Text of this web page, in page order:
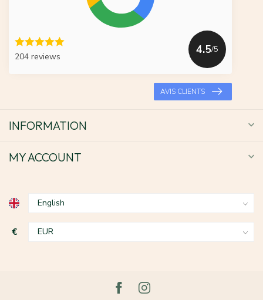
204 reviews
4.5/5
AVIS CLIENTS
INFORMATION
MY ACCOUNT
€